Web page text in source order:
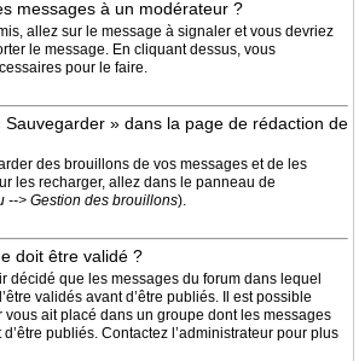
messages à un modérateur ?
allez sur le message à signaler et vous devriez
le message. En cliquant dessus, vous
pour le faire.
» dans la page de rédaction de
des brouillons de vos messages et de les
les recharger, allez dans le panneau de
--> Gestion des brouillons).
doit être validé ?
décidé que les messages du forum dans lequel
validés avant d’être publiés. Il est possible
vous ait placé dans un groupe dont les messages
publiés. Contactez l’administrateur pour plus